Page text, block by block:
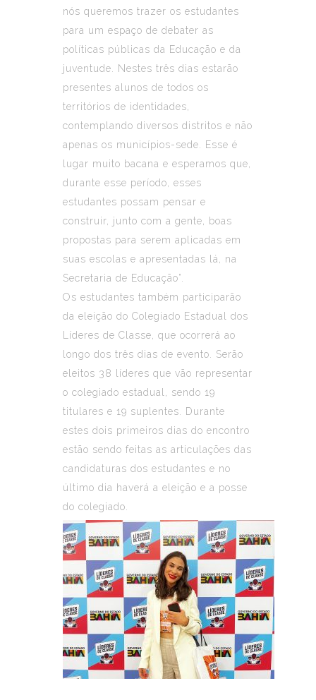
nós queremos trazer os estudantes
para um espaço de debater as
políticas públicas da Educação e da
juventude. Nestes três dias estarão
presentes alunos de todos os
territórios de identidades,
contemplando diversos distritos e não
apenas os municípios-sede. Esse é
lugar muito bacana e esperamos que,
durante esse período, esses
estudantes possam pensar e
construir, junto com a gente, boas
propostas para serem aplicadas em
suas escolas e apresentadas lá, na
Secretaria de Educação”.
Os estudantes também participarão
da eleição do Colegiado Estadual dos
Líderes de Classe, que ocorrerá ao
longo dos três dias de evento. Serão
eleitos 38 líderes que vão representar
o colegiado estadual, sendo 19
titulares e 19 suplentes. Durante
estes dois primeiros dias do encontro
estão sendo feitas as articulações das
candidaturas dos estudantes e no
último dia haverá a eleição e a posse
do colegiado.